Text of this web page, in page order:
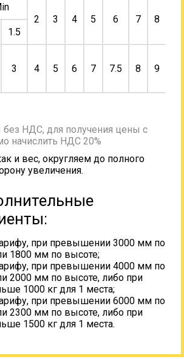
2
3 4 5 6 7 8
1.5
3 4 5 6 7 7.5 8 9
НДС, для получения цены с
начислить НДС 20%
и вес, округляем до полного
увеличения.
при превышении 3000 мм по
1800 мм по высоте;
при превышении 4000 мм по
2000 мм по высоте, либо при
1000 кг для 1 места;
при превышении 6000 мм по
2300 мм по высоте, либо при
1500 кг для 1 места.